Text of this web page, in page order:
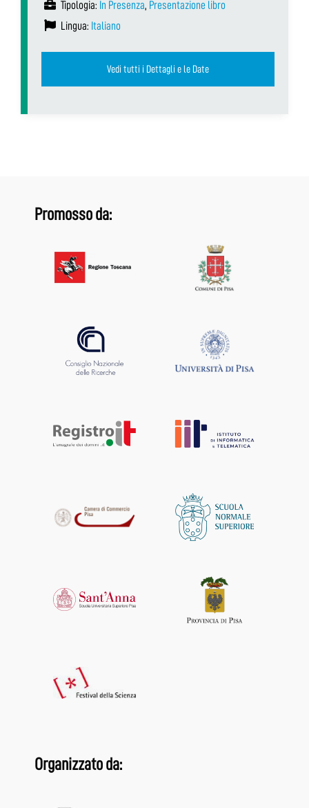
Tipologia: In Presenza, Presentazione libro
Lingua: Italiano
Vedi tutti i Dettagli e le Date
Promosso da:
Organizzato da: